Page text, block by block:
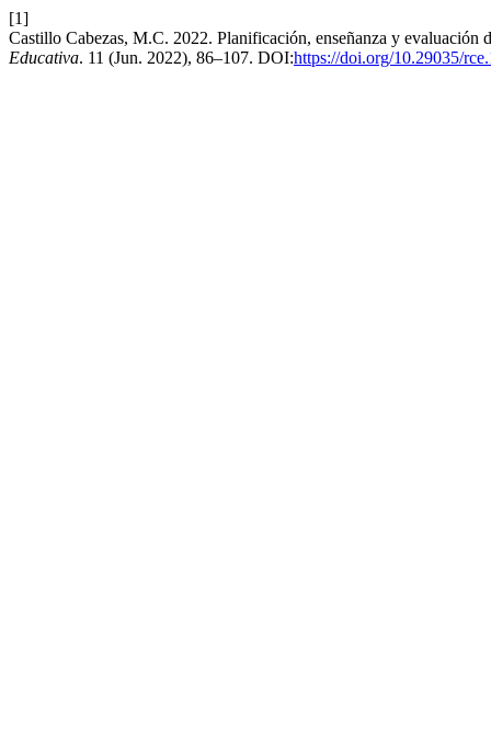
[1]
Castillo Cabezas, M.C. 2022. Planificación, enseñanza y
Educativa. 11 (Jun. 2022), 86–107. DOI:https://doi.org/10.29035/